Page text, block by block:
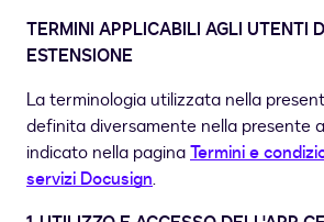
TERMINI APPLICABILI AGLI UTENTI
ESTENSIONE
La terminologia utilizzata nella
definita diversamente nella presente
indicato nella paginaTermini e
servizi Docusign.